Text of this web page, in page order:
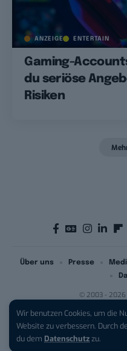
Wir benutzen Cookies, um die
Website zu verbessern. Durch
du dem Datenschutzzu.
ANZEIGE ENTERTAIN
Gaming-
du seriöse
Risiken
© 2003 - 2026
Über uns Presse
iPhone 17 Pro
200 €